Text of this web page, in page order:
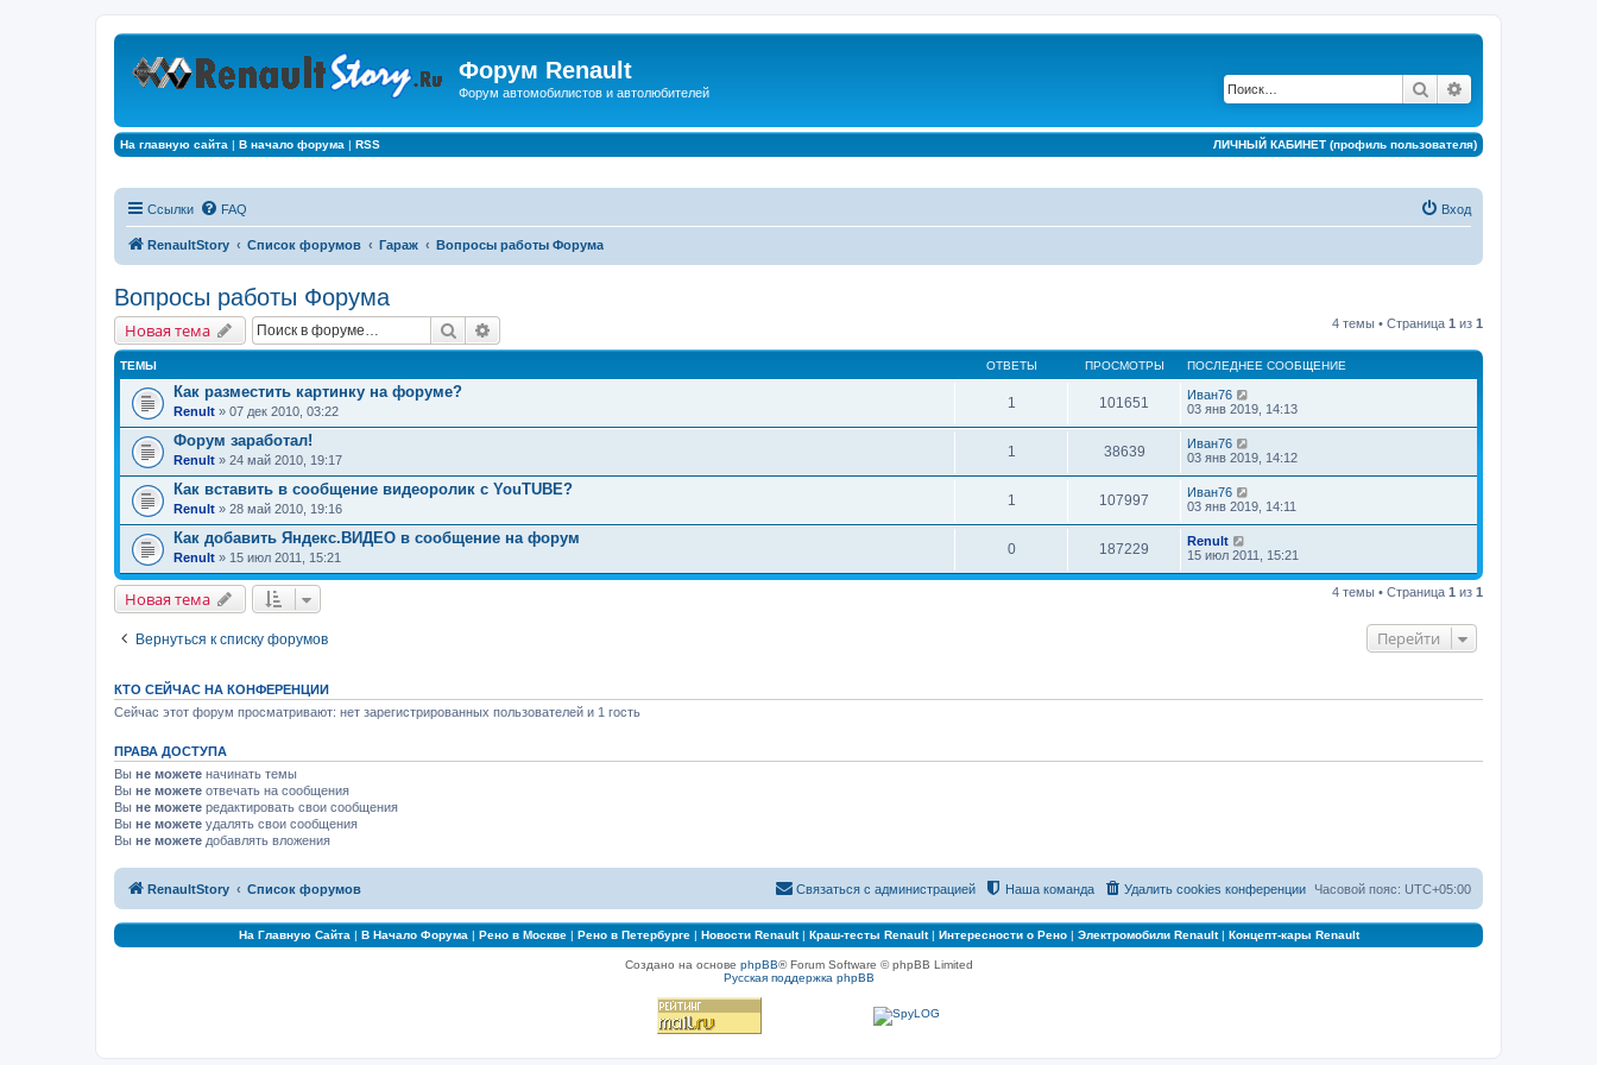
Форум Renault
Форум автомобилистов и автолюбителей Поиск
На главную сайта | В начало форума | RSS ЛИЧНЫЙ КАБИНЕТ (профиль пользователя)
Ссылки FAQ Вход
RenaultStory Список форумов Гараж Вопросы работы Форума
Вопросы работы Форума
Новая тема Поиск 4 темы • Страница 1 из 1
ТЕМЫ ОТВЕТЫ ПРОСМОТРЫ ПОСЛЕДНЕЕ СООБЩЕНИЕ
Как разместить картинку на форуме?
Renult » 07 дек 2010, 03:22
1 101651
Иван76
03 янв 2019, 14:13
Форум заработал!
Renult » 24 май 2010, 19:17
1 38639
Иван76
03 янв 2019, 14:12
Как вставить в сообщение видеоролик с YouTUBE?
Renult » 28 май 2010, 19:16
1 107997
Иван76
03 янв 2019, 14:11
Как добавить Яндекс.ВИДЕО в сообщение на форум
Renult » 15 июл 2011, 15:21
0 187229
Renult
15 июл 2011, 15:21
Новая тема 4 темы • Страница 1 из 1
Вернуться к списку форумов Перейти
КТО СЕЙЧАС НА КОНФЕРЕНЦИИ
Сейчас этот форум просматривают: нет зарегистрированных пользователей и 1 гость
ПРАВА ДОСТУПА
Вы не можете начинать темы
Вы не можете отвечать на сообщения
Вы не можете редактировать свои сообщения
Вы не можете удалять свои сообщения
Вы не можете добавлять вложения
RenaultStory Список форумов Часовой пояс: UTC+05:00
Удалить cookies конференции
Наша команда
Связаться с администрацией
На Главную Сайта | В Начало Форума | Рено в Москве| Рено в Петербурге| Новости Renault| Краш-тесты Renault| Интересности о Рено| Электромобили Renault| Концепт-кары Renault
Создано на основе phpBB® Forum Software © phpBB Limited
Русская поддержка phpBB